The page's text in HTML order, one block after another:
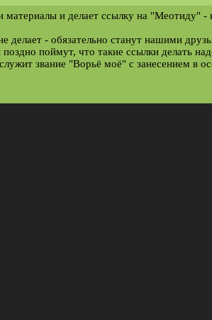
материалы и делает ссылку на "Меотиду" -
делает - обязательно станут нашими
поймут, что такие ссылки делать
звание "Ворьё моё" с занесением в